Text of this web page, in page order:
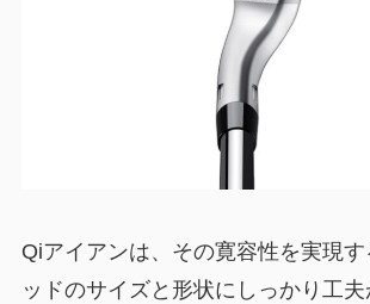
Qiアイアンは、その寛容性を実現
ッドのサイズと形状にしっかり工